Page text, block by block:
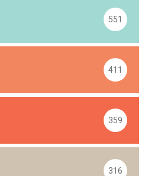
551
411
359
316